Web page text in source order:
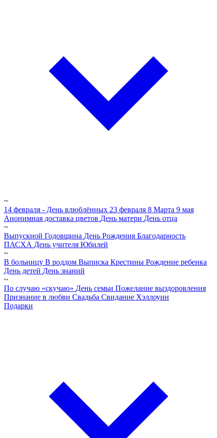
~
14 февраля - День влюблённых 23 февраля 8 Марта 9 мая
Анонимная доставка цветов День матери День отца
~
Выпускной Годовщина День Рождения Благодарность
ПАСХА День учителя Юбилей
~
В больницу В роддом Выписка Крестины Рождение ребенка
День детей День знаний
~
По случаю «скучаю» День семьи Пожелание выздоровления
Признание в любви Свадьба Свидание Хэллоуин
Подарки